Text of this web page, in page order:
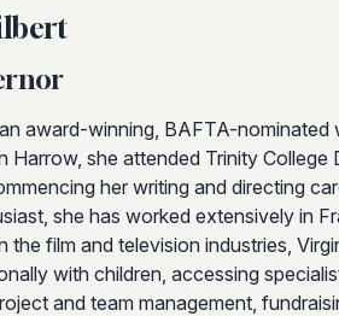
award-winning, BAFTA-
Harrow, she attended Trinity College
her writing and directing
she has worked extensively in
the film and television industries,
with children, accessing
and team management,